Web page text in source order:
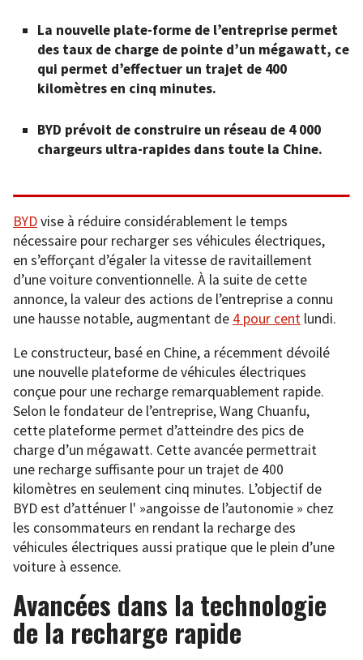
La nouvelle plate-forme de l’entreprise permet
des taux de charge de pointe d’un mégawatt, ce
qui permet d’effectuer un trajet de 400
kilomètres en cinq minutes.
BYD prévoit de construire un réseau de 4 000
chargeurs ultra-rapides dans toute la Chine.
BYDvise à réduire considérablement le temps
nécessaire pour recharger ses véhicules électriques,
en s’efforçant d’égaler la vitesse de ravitaillement
d’une voiture conventionnelle. À la suite de cette
annonce, la valeur des actions de l’entreprise a connu
une hausse notable, augmentant de 4 pour cent lundi.
Le constructeur, basé en Chine, a récemment dévoilé
une nouvelle plateforme de véhicules électriques
conçue pour une recharge remarquablement rapide.
Selon le fondateur de l’entreprise, Wang Chuanfu,
cette plateforme permet d’atteindre des pics de
charge d’un mégawatt. Cette avancée permettrait
une recharge suffisante pour un trajet de 400
kilomètres en seulement cinq minutes. L’objectif de
BYD est d’atténuer l' »angoisse de l’autonomie » chez
les consommateurs en rendant la recharge des
véhicules électriques aussi pratique que le plein d’une
voiture à essence.
Avancées dans la technologie
de la recharge rapide